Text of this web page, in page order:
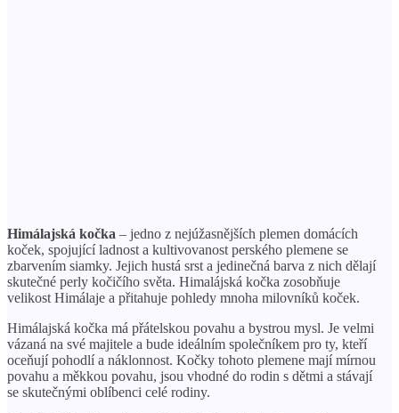
Himálajská kočka – jedno z nejúžasnějších plemen domácích
koček, spojující ladnost a kultivovanost perského plemene se
zbarvením siamky. Jejich hustá srst a jedinečná barva z nich dělají
skutečné perly kočičího světa. Himalájská kočka zosobňuje
velikost Himálaje a přitahuje pohledy mnoha milovníků koček.
Himálajská kočka má přátelskou povahu a bystrou mysl. Je velmi
vázaná na své majitele a bude ideálním společníkem pro ty, kteří
oceňují pohodlí a náklonnost. Kočky tohoto plemene mají mírnou
povahu a měkkou povahu, jsou vhodné do rodin s dětmi a stávají
se skutečnými oblíbenci celé rodiny.